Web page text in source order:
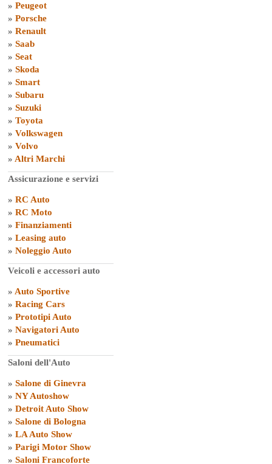
» Peugeot
» Porsche
» Renault
» Saab
» Seat
» Skoda
» Smart
» Subaru
» Suzuki
» Toyota
» Volkswagen
» Volvo
» Altri Marchi
Assicurazione e servizi
» RC Auto
» RC Moto
» Finanziamenti
» Leasing auto
» Noleggio Auto
Veicoli e accessori auto
» Auto Sportive
» Racing Cars
» Prototipi Auto
» Navigatori Auto
» Pneumatici
Saloni dell'Auto
» Salone di Ginevra
» NY Autoshow
» Detroit Auto Show
» Salone di Bologna
» LA Auto Show
» Parigi Motor Show
» Saloni Francoforte